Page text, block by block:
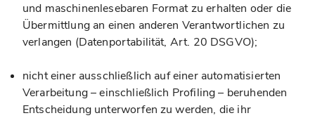
und maschinenlesebaren Format zu erhalten oder die
Übermittlung an einen anderen Verantwortlichen zu
verlangen (Datenportabilität, Art. 20 DSGVO);
nicht einer ausschließlich auf einer automatisierten
Verarbeitung – einschließlich Profiling – beruhenden
Entscheidung unterworfen zu werden, die ihr